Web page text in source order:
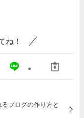
ね！
るブログの作り方と